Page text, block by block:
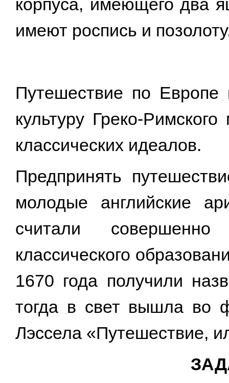
корпуса, имеющего два
имеют роспись и
Путешествие по Европе
культуру Греко-
классических идеалов.
Предпринять
молодые английские
считали
классического
1670 года получили
тогда в свет вышла во
Лэссела «Путешествие,